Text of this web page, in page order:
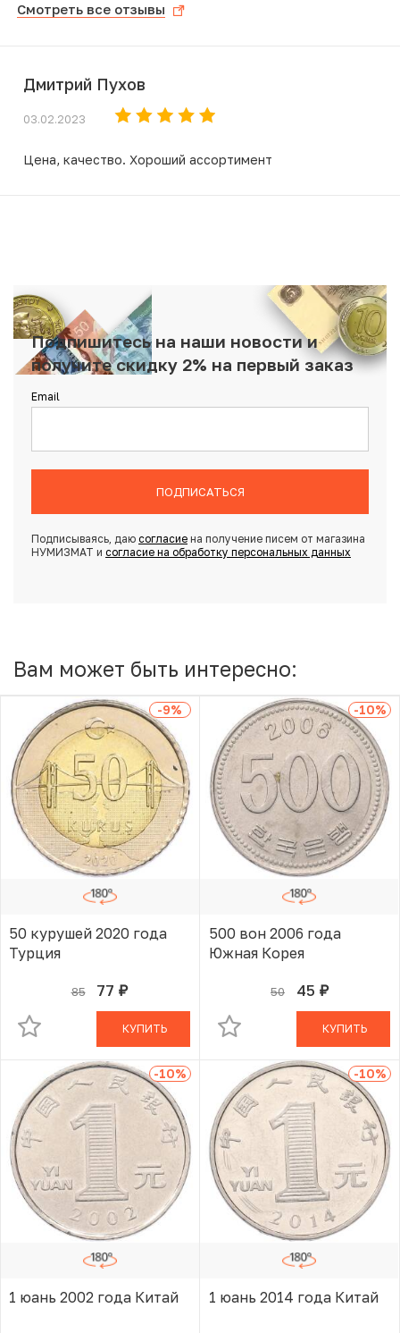
Смотреть все отзывы
Дмитрий Пухов
03.02.2023
Цена, качество. Хороший ассортимент
Подпишитесь на наши новости и
получите скидку 2% на первый заказ
Email
ПОДПИСАТЬСЯ
Подписываясь, даю согласиена получение писем от магазина
НУМИЗМАТ и согласие на обработку персональных данных
Вам может быть интересно:
-9%
50 курушей 2020 года
Турция
85 77 руб.
В КОРЗИНЕ
КУПИТЬ
-10%
500 вон 2006 года
Южная Корея
50 45 руб.
В КОРЗИНЕ
КУПИТЬ
-10%
1 юань 2002 года Китай
-10%
1 юань 2014 года Китай